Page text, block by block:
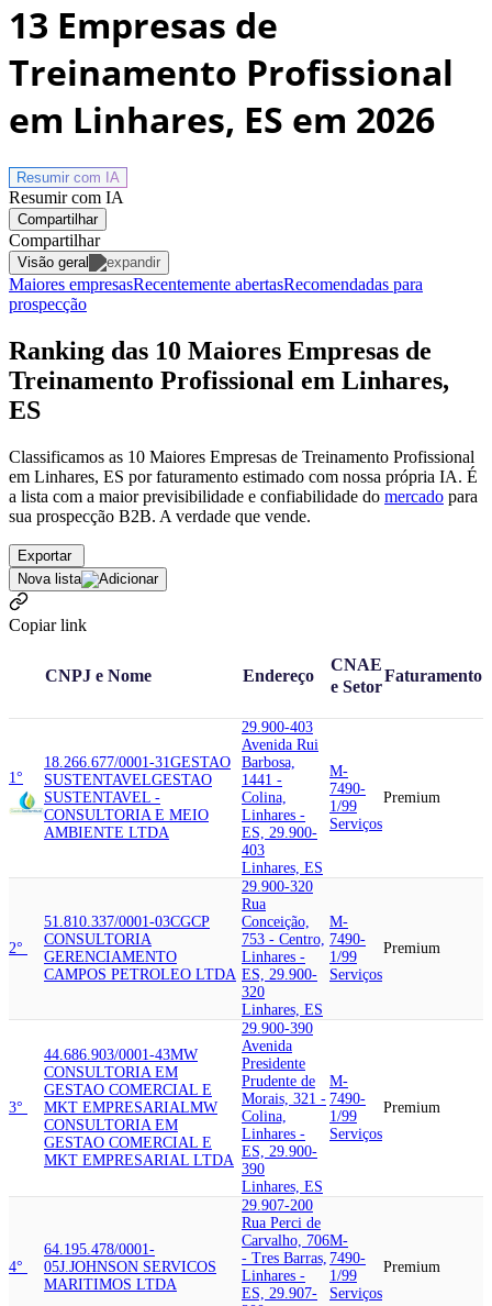
13 Empresas de
Treinamento Profissional
em Linhares, ES em 2026
Resumir com IA
Resumir com IA
Compartilhar
Compartilhar
Visão geral
Maiores empresasRecentemente abertasRecomendadas para
prospecção
Ranking das 10 Maiores Empresas de
Treinamento Profissional em Linhares,
ES
Classificamos as 10 Maiores Empresas de Treinamento Profissional
em Linhares, ES por faturamento estimado com nossa própria IA. É
a lista com a maior previsibilidade e confiabilidade do mercado para
sua prospecção B2B. A verdade que vende.
Exportar
Nova lista
Copiar link
CNPJ e Nome Endereço
CNAE
e Setor
Faturamento
1°
18.266.677/0001-31GESTAO
SUSTENTAVELGESTAO
SUSTENTAVEL -
CONSULTORIA E MEIO
AMBIENTE LTDA
29.900-403
Avenida Rui
Barbosa,
1441 -
Colina,
Linhares -
ES, 29.900-
403
Linhares, ES
M-
7490-
1/99
Serviços
Premium
2°
51.810.337/0001-03CGCP
CONSULTORIA
GERENCIAMENTO
CAMPOS PETROLEO LTDA
29.900-320
Rua
Conceição,
753 - Centro,
Linhares -
ES, 29.900-
320
Linhares, ES
M-
7490-
1/99
Serviços
Premium
3°
44.686.903/0001-43MW
CONSULTORIA EM
GESTAO COMERCIAL E
MKT EMPRESARIALMW
CONSULTORIA EM
GESTAO COMERCIAL E
MKT EMPRESARIAL LTDA
29.900-390
Avenida
Presidente
Prudente de
Morais, 321 -
Colina,
Linhares -
ES, 29.900-
390
Linhares, ES
M-
7490-
1/99
Serviços
Premium
4°
64.195.478/0001-
05J.JOHNSON SERVICOS
MARITIMOS LTDA
29.907-200
Rua Perci de
Carvalho, 706
- Tres Barras,
Linhares -
ES, 29.907-
M-
7490-
1/99
Serviços
Premium